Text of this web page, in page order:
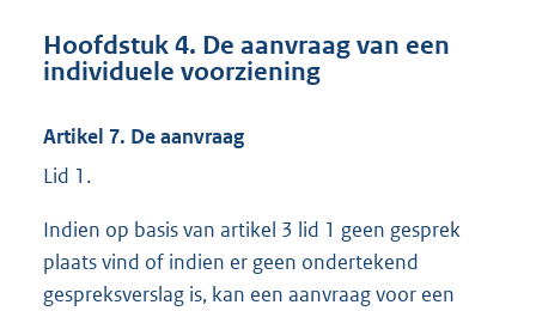
Hoofdstuk 4. De aanvraag van een
individuele voorziening
Artikel 7. De aanvraag
Lid 1.
Indien op basis van artikel 3 lid 1 geen gesprek
plaats vind of indien er geen ondertekend
gespreksverslag is, kan een aanvraag voor een